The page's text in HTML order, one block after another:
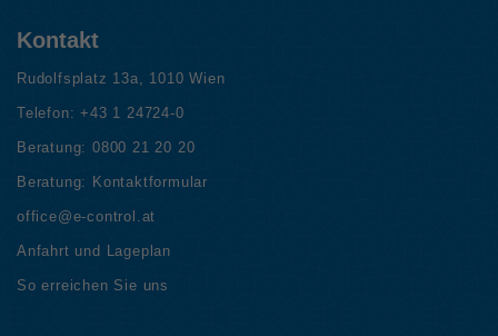
Kontakt
Rudolfsplatz 13a, 1010 Wien
Telefon:+43 1 24724-0
Beratung: 0800 21 20 20
Beratung: Kontaktformular
office@e-control.at
Anfahrt und Lageplan
So erreichen Sie uns